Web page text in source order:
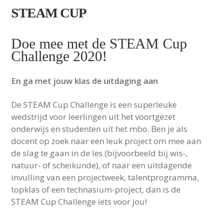
STEAM CUP
Doe mee met de STEAM Cup
Challenge 2020!
En ga met jouw klas de uitdaging aan
De STEAM Cup Challenge is een superleuke
wedstrijd voor leerlingen uit het voortgezet
onderwijs en studenten uit het mbo. Ben je als
docent op zoek naar een leuk project om mee aan
de slag te gaan in de les (bijvoorbeeld bij wis-,
natuur- of scheikunde), of naar een uitdagende
invulling van een projectweek, talentprogramma,
topklas of een technasium-project, dan is de
STEAM Cup Challenge iets voor jou!